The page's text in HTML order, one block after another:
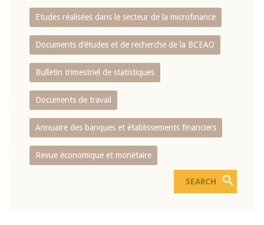
Etudes réalisées dans le secteur de la microfinance
Documents d’études et de recherche de la BCEAO
Bulletin trimestriel de statistiques
Documents de travail
Annuaire des banques et établissements financiers
Revue économique et monétaire